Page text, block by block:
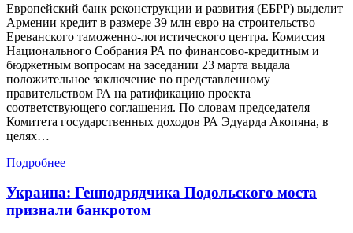
Европейский банк реконструкции и развития (ЕБРР) выделит
Армении кредит в размере 39 млн евро на строительство
Ереванского таможенно-логистического центра. Комиссия
Национального Собрания РА по финансово-кредитным и
бюджетным вопросам на заседании 23 марта выдала
положительное заключение по представленному
правительством РА на ратификацию проекта
соответствующего соглашения. По словам председателя
Комитета государственных доходов РА Эдуарда Акопяна, в
целях…
Подробнее
Украина: Генподрядчика Подольского моста
признали банкротом